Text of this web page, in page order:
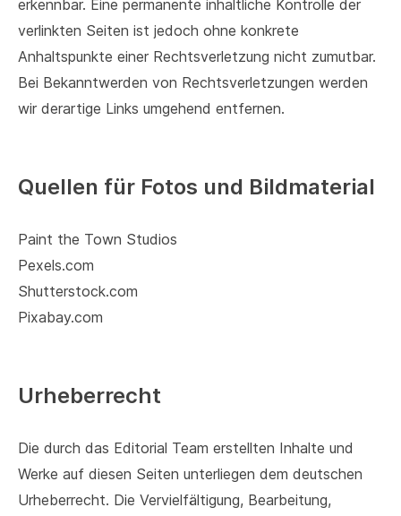
erkennbar. Eine permanente inhaltliche Kontrolle der
verlinkten Seiten ist jedoch ohne konkrete
Anhaltspunkte einer Rechtsverletzung nicht zumutbar.
Bei Bekanntwerden von Rechtsverletzungen werden
wir derartige Links umgehend entfernen.
Quellen für Fotos und Bildmaterial
Paint the Town Studios
Pexels.com
Shutterstock.com
Pixabay.com
Urheberrecht
Die durch das Editorial Team erstellten Inhalte und
Werke auf diesen Seiten unterliegen dem deutschen
Urheberrecht. Die Vervielfältigung, Bearbeitung,